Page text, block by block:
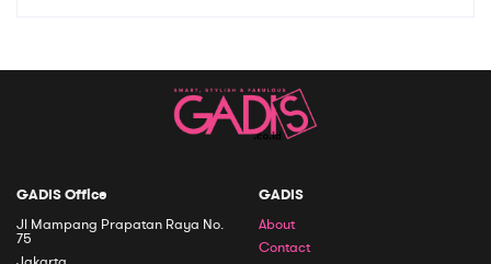
GADIS Office
Jl Mampang Prapatan Raya No.
75
GADIS
About
Contact